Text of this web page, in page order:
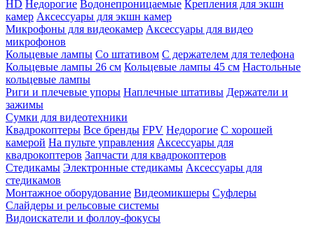
HD Недорогие Водонепроницаемые Крепления для экшн
камер Аксессуары для экшн камер
Микрофоны для видеокамер Аксессуары для видео
микрофонов
Кольцевые лампы Со штативом C держателем для телефона
Кольцевые лампы 26 см Кольцевые лампы 45 см Настольные
кольцевые лампы
Риги и плечевые упоры Наплечные штативы Держатели и
зажимы
Сумки для видеотехники
Квадрокоптеры Все бренды FPV Недорогие С хорошей
камерой На пульте управления Аксессуары для
квадрокоптеров Запчасти для квадрокоптеров
Стедикамы Электронные стедикамы Аксессуары для
стедикамов
Монтажное оборудование Видеомикшеры Суфлеры
Слайдеры и рельсовые системы
Видоискатели и фоллоу-фокусы